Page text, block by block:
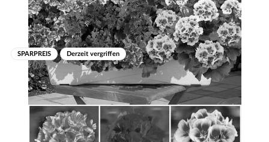
SPARPREIS Derzeit vergriffen